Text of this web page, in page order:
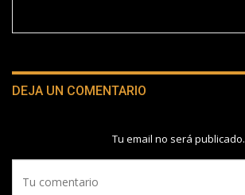
DEJA UN COMENTARIO
Tu email no será publicado.